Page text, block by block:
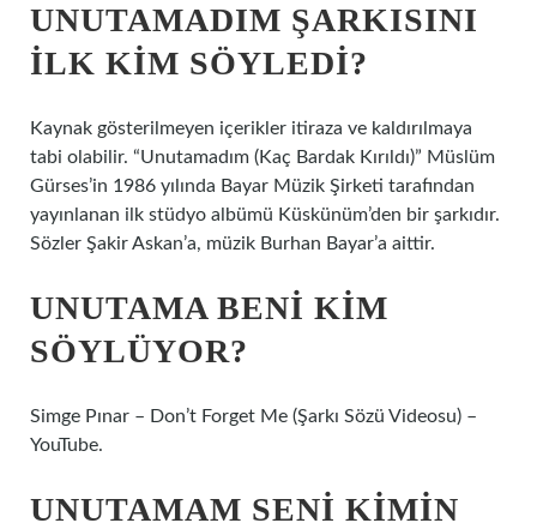
UNUTAMADIM ŞARKISINI
ILK KIM SÖYLEDI?
Kaynak gösterilmeyen içerikler itiraza ve kaldırılmaya
tabi olabilir. “Unutamadım (Kaç Bardak Kırıldı)” Müslüm
Gürses’in 1986 yılında Bayar Müzik Şirketi tarafından
yayınlanan ilk stüdyo albümü Küskünüm’den bir şarkıdır.
Sözler Şakir Askan’a, müzik Burhan Bayar’a aittir.
UNUTAMA BENI KIM
SÖYLÜYOR?
Simge Pınar – Don’t Forget Me (Şarkı Sözü Videosu) –
YouTube.
UNUTAMAM SENI KIMIN